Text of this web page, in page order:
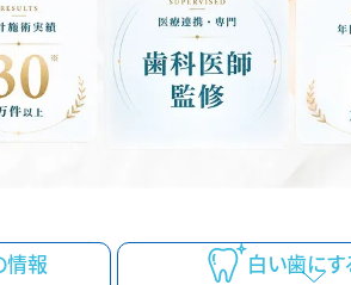
情報 白い歯に